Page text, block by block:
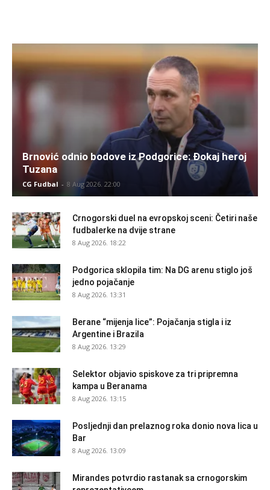
Brnović odnio bodove iz Podgorice: Đokaj heroj
Tuzana
CG Fudbal - 8 Aug 2026. 22:00
Crnogorski duel na evropskoj sceni: Četiri naše
fudbalerke na dvije strane
8 Aug 2026. 18:22
Podgorica sklopila tim: Na DG arenu stiglo još
jedno pojačanje
8 Aug 2026. 13:31
Berane “mijenja lice”: Pojačanja stigla i iz
Argentine i Brazila
8 Aug 2026. 13:29
Selektor objavio spiskove za tri pripremna
kampa u Beranama
8 Aug 2026. 13:15
Posljednji dan prelaznog roka donio nova lica u
Bar
8 Aug 2026. 13:09
Mirandes potvrdio rastanak sa crnogorskim